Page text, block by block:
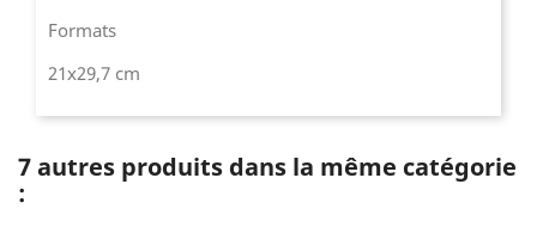
Formats
21x29,7 cm
7 autres produits dans la même catégorie
: